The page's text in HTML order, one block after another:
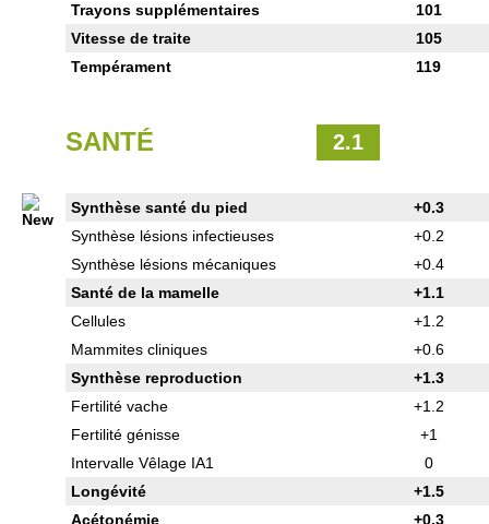
Trayons supplémentaires
101
Vitesse de traite
105
Tempérament
119
SANTÉ 2.1
Synthèse santé du pied
+0.3
Synthèse lésions infectieuses
+0.2
Synthèse lésions mécaniques
+0.4
Santé de la mamelle
+1.1
Cellules
+1.2
Mammites cliniques
+0.6
Synthèse reproduction
+1.3
Fertilité vache
+1.2
Fertilité génisse
+1
Intervalle Vêlage IA1
0
Longévité
+1.5
Acétonémie
+0.3